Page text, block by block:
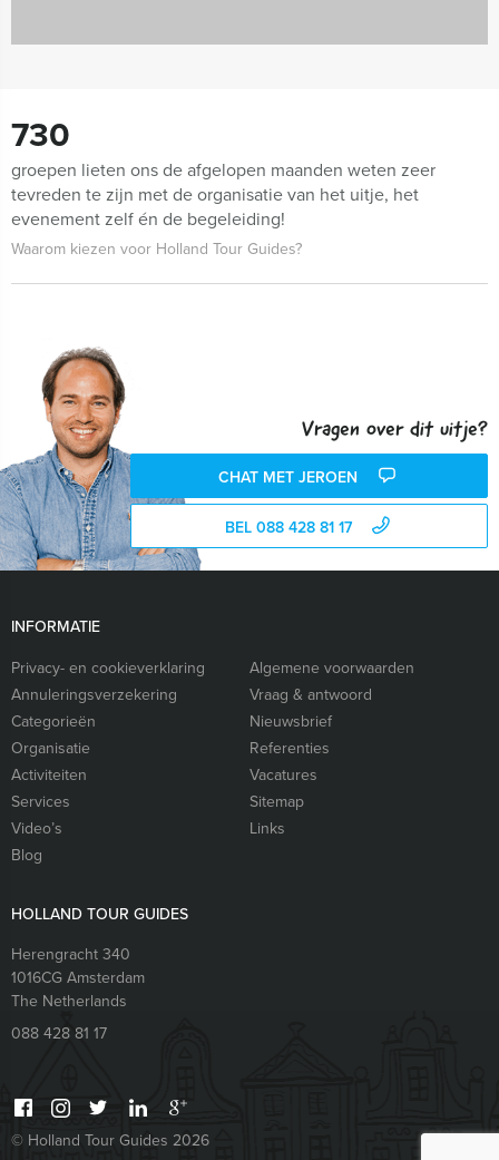
730
groepen lieten ons de afgelopen maanden weten zeer
tevreden te zijn met de organisatie van het uitje, het
evenement zelf én de begeleiding!
Waarom kiezen voor Holland Tour Guides?
Vragen over dit uitje?
CHAT MET JEROEN
BEL 088 428 81 17
INFORMATIE
Privacy- en cookieverklaring
Algemene voorwaarden
Annuleringsverzekering
Vraag & antwoord
Categorieën
Nieuwsbrief
Organisatie
Referenties
Activiteiten
Vacatures
Services
Sitemap
Video’s
Links
Blog
HOLLAND TOUR GUIDES
Herengracht 340
1016CG Amsterdam
The Netherlands
088 428 81 17
© Holland Tour Guides 2026